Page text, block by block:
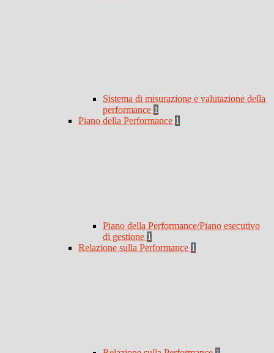
Sistema di misurazione e valutazione della
performance 1
Piano della Performance 1
Piano della Performance/Piano esecutivo
di gestione 1
Relazione sulla Performance 1